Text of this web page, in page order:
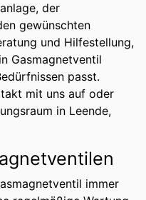
der
gewünschten
und Hilfestellung,
Gasmagnetventil
passt.
mit uns auf oder
in Leende,
immer